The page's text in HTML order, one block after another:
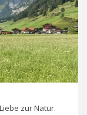
zur Natur.